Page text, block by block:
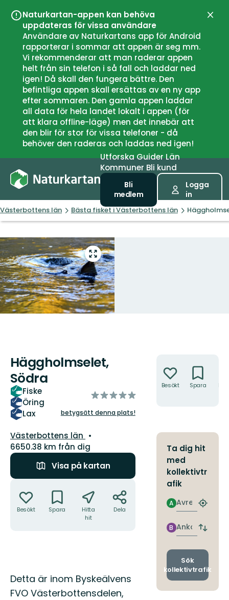
Naturkartan-appen kan behöva
uppdateras för vissa användare
Användare av Naturkartans app för Android
rapporterar i sommar att appen är seg mm.
Vi rekommenderar att man raderar appen
helt från sin telefon i så fall och laddar ned
igen! Då skall den fungera bättre. Den
befintliga appen skall ersättas av en ny app
efter sommaren. Den gamla appen laddar
all data för hela landet lokalt i appen (för
att klara offline-läge) men det innebär att
den blir för stor för vissa telefoner - då
behöver den raderas och laddas ned igen!
UtforskaGuiderLän
Kommuner Bli kund
Bli
medlem
Logga
in
Västerbottens län Bästa fisket i Västerbottens län
Gå
till
helskärmsläge
Häggholmselet,
Södra
Fiske
Öring
Lax
av
stjärnor
betygsätt denna plats!
Län:
Västerbottens län
6650.38 km från dig
Visa på kartan
Besökt Spara
Hitta
hit
Dela
Beskrivning
Detta är inom Byskeälvens
FVO Västerbottensdelen,
Besökt Spara
Ta dig hit
med
kollektivtr
afik
Avresa
A
Hitta
Ankomst
B
Byt
och
Sök
kollektivtrafik